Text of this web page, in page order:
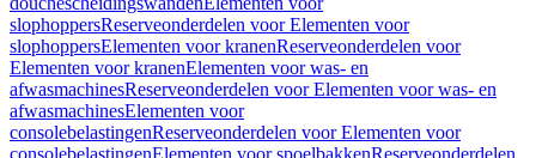
slophoppersReserveonderdelen voor Elementen voor
slophoppersElementen voor kranenReserveonderdelen voor
Elementen voor kranenElementen voor was- en
afwasmachinesReserveonderdelen voor Elementen voor was- en
afwasmachinesElementen voor
consolebelastingenReserveonderdelen voor Elementen voor
consolebelastingenElementen voor spoelbakkenReserveonderdelen